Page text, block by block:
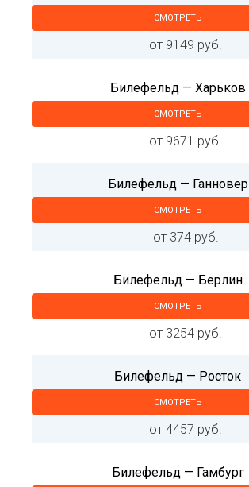
СМОТРЕТЬ
от 9149 руб.
Билефельд — Харьков
СМОТРЕТЬ
от 9671 руб.
Билефельд — Ганновер
СМОТРЕТЬ
от 374 руб.
Билефельд — Берлин
СМОТРЕТЬ
от 3254 руб.
Билефельд — Росток
СМОТРЕТЬ
от 4457 руб.
Билефельд — Гамбург